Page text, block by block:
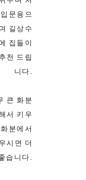
문용으
길상수
집들이
천 드립
니다.
큰 화분
서 키우
분에서
시면 더
습니다.